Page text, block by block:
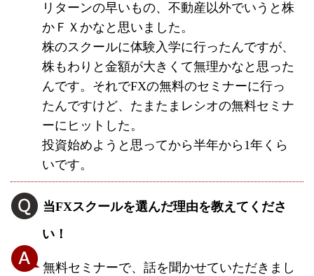
リターンの早いもの、不動産以外でいうと株
かＦＸかなと思いました。
株のスクールに体験入学に行ったんですが、
株もわりと金額が大きくて無理かなと思った
んです。それでFXの無料のセミナーに行っ
たんですけど、たまたまレシオの無料セミナ
ーにヒットした。
投資始めようと思ってから半年から1年くら
いです。
当FXスクールを選んだ理由を教えてくださ
い！
無料セミナーで、話を聞かせていただきまし